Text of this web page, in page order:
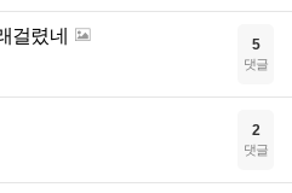
걸렸네 5
댓글
2
댓글